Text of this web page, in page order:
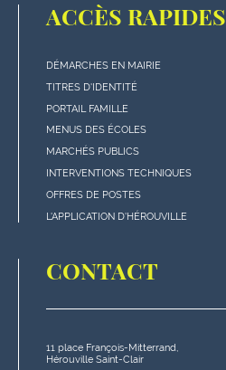
ACCÈS RAPIDES
Menu
"Accès
rapides"
en
bas
de
page
DÉMARCHES EN MAIRIE
TITRES D'IDENTITÉ
PORTAIL FAMILLE
MENUS DES ÉCOLES
MARCHÉS PUBLICS
INTERVENTIONS TECHNIQUES
OFFRES DE POSTES
L'APPLICATION D'HÉROUVILLE
CONTACT
11 place François-Mitterrand,
Hérouville Saint-Clair